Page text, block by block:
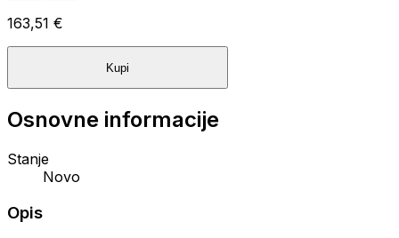
163,51 €
Kupi
Osnovne informacije
Stanje
Novo
Opis